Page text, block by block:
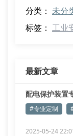
分类： 未分
标签： 工业
最新文章
配电保护装置
#专业定制
2025-05-24